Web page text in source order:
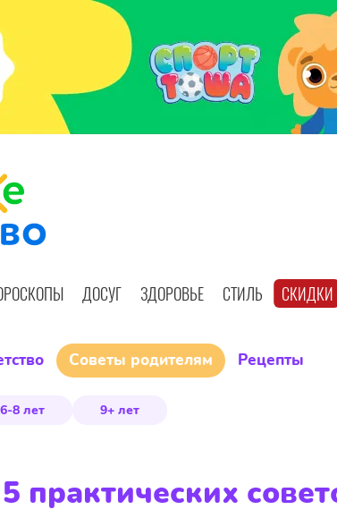
ДОСУГ ЗДОРОВЬЕ СТИЛЬ СКИДКИ
Советы родителям Рецепты
6-8 лет 9+ лет
практических